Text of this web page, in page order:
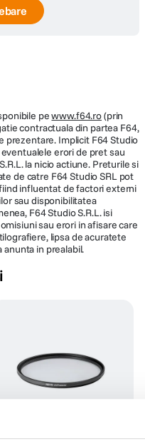
pewww.f64.ro(prin
contractuala din partea F64,
prezentare. Implicit F64 Studio
erori de pret sau
la nicio actiune. Preturile si
de catre F64 Studio SRL pot
influentat de factori externi
sau disponibilitatea
F64 Studio S.R.L. isi
sau erori in afisare care
lipsa de acuratete
in prealabil.